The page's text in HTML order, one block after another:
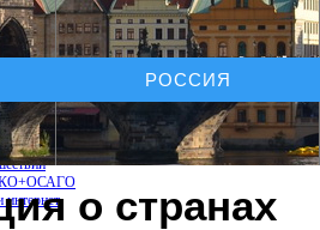
интернет
РОССИЯ
о странах